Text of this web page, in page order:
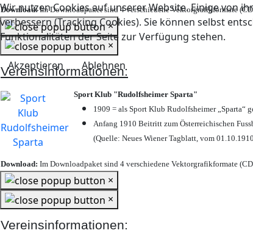
Wir nutzen Cookies auf unserer Website. Einige von
verbessern (Tracking Cookies). Sie können selbst
Funktionalitäten der Seite zur Verfügung stehen.
Akzeptieren
Ablehnen
Download:Im Downloadpaket sind 4 verschiedene Vektorgrafikformate
×
×
Vereinsinformationen:
Sport Klub "Rudolfsheimer Sparta"
1909 = als Sport Klub Rudolfsheimer „Sparta“
Anfang 1910 Beitritt zum Österreichischen
(Quelle: Neues Wiener Tagblatt, vom
Download: Im Downloadpaket sind 4 verschiedene Vektorgrafikformate
×
×
Vereinsinformationen: